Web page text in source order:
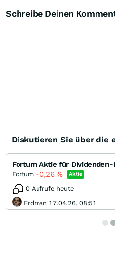
Schreibe Deinen
Diskutieren Sie über die
Fortum Aktie für Dividenden-
Fortum -0,26% Aktie
0 Aufrufe heute
Erdman 17.04.26, 08:51